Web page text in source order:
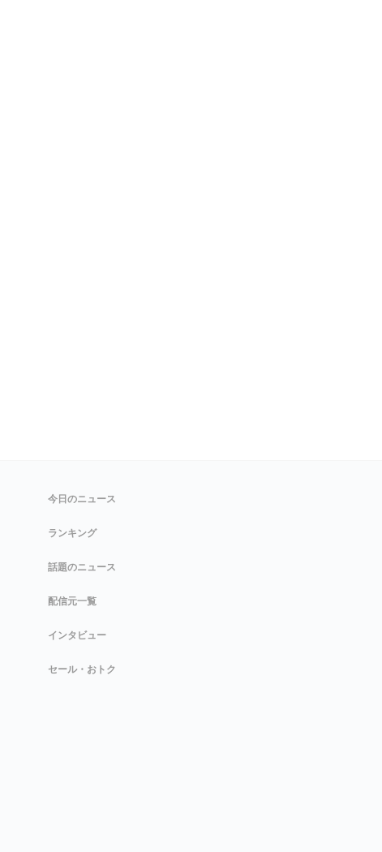
今日のニュース
ランキング
話題のニュース
配信元一覧
インタビュー
セール・おトク